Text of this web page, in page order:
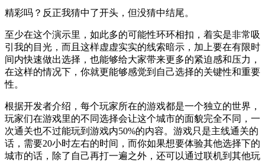
精彩吗？反正我猜中了开头，但没猜中结尾。
至少在这个演示里，如此多的可能性环环相扣，着实是非常吸
引我的目光，而且这样虚虚实实的线索暗示，加上要在有限时
间内快速做出选择，也能够给大家带来更多的紧迫感和压力，
在这样的情况下，你就更能够感觉到自己选择的关键性和重要
性。
根据开发者介绍，每个玩家所在的游戏都是一个独立的世界，
玩家们在游戏里的不同选择会让这个城市的面貌完全不同，一
次通关也不过能玩到游戏内50%的内容。游戏只是主线通关的
话，需要20小时左右的时间，而你如果想要体验其他选择下的
城市的话，除了自己再打一遍之外，还可以通过联机到其他玩